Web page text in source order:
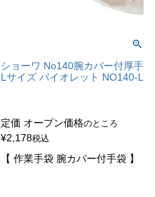
ショーワ No140腕カバー付厚手
Lサイズ バイオレット NO140-L
定価 オープン価格のところ
¥2,178税込
【 作業手袋 腕カバー付手袋 】